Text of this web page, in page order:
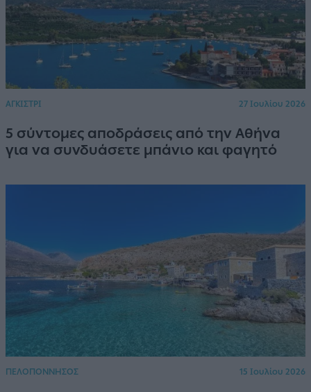
ΑΓΚΙΣΤΡΙ 27 Ιουλίου 2026
5 σύντομες αποδράσεις από την Αθήνα
για να συνδυάσετε μπάνιο και φαγητό
ΠΕΛΟΠΟΝΝΗΣΟΣ 15 Ιουλίου 2026